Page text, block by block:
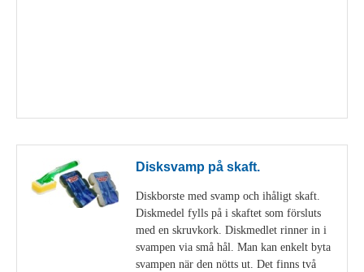
Disksvamp på skaft.
Diskborste med svamp och ihåligt skaft.
Diskmedel fylls på i skaftet som försluts
med en skruvkork. Diskmedlet rinner in i
svampen via små hål. Man kan enkelt byta
svampen när den nötts ut. Det finns två